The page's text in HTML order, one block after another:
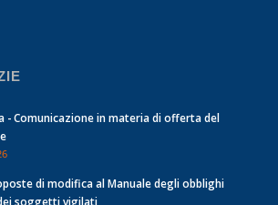
- Comunicazione in materia di offerta del
di modifica al Manuale degli obblighi
soggetti vigilati